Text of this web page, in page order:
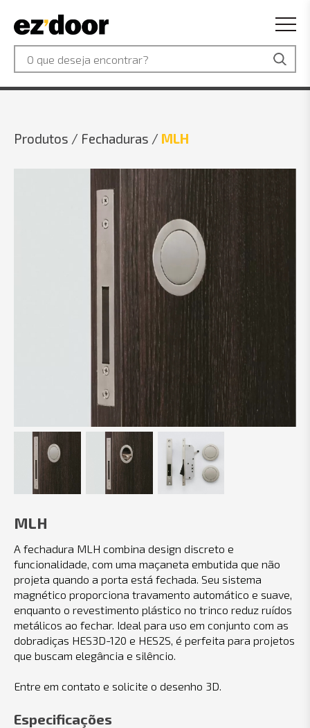
Produtos / Fechaduras / MLH
MLH
A fechadura MLH combina design discreto e
funcionalidade, com uma maçaneta embutida que não
projeta quando a porta está fechada. Seu sistema
magnético proporciona travamento automático e suave,
enquanto o revestimento plástico no trinco reduz ruídos
metálicos ao fechar. Ideal para uso em conjunto com as
dobradiças HES3D-120 e HES2S, é perfeita para projetos
que buscam elegância e silêncio.
Entre em contato e solicite o desenho 3D.
Especificações